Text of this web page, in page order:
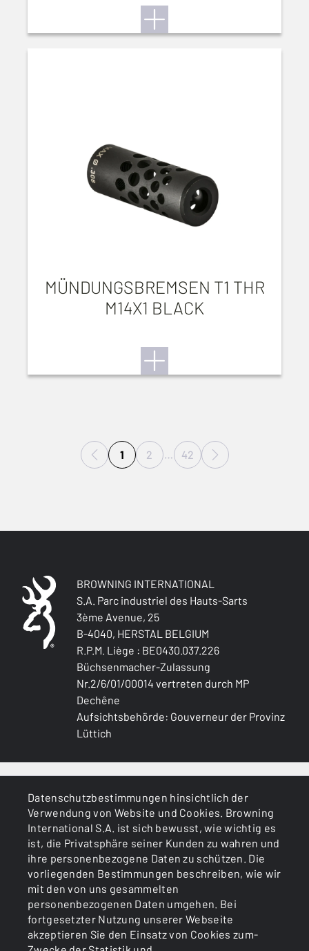
Datenschutzbestimmungen hinsichtlich der
Verwendung von Website und Cookies. Browning
International S.A. ist sich bewusst, wie wichtig es
ist, die Privatsphäre seiner Kunden zu wahren und
ihre personenbezogene Daten zu schützen. Die
vorliegenden Bestimmungen beschreiben, wie wir
mit den von uns gesammelten
personenbezogenen Daten umgehen. Bei
fortgesetzter Nutzung unserer Webseite
akzeptieren Sie den Einsatz von Cookies zum-
MÜNDUNGSBREMSEN T1 THR
M14X1 BLACK
1 2 … 42
BROWNING INTERNATIONAL
S.A. Parc industriel des Hauts-Sarts
3ème Avenue, 25
B-4040, HERSTAL BELGIUM
R.P.M. Liège : BE0430.037.226
Büchsenmacher-Zulassung
Nr.2/6/01/00014 vertreten durch MP
Dechêne
Aufsichtsbehörde: Gouverneur der Provinz
Lüttich
DIENSTLEISTUNGEN
Cookies Politik zum Datenschutz